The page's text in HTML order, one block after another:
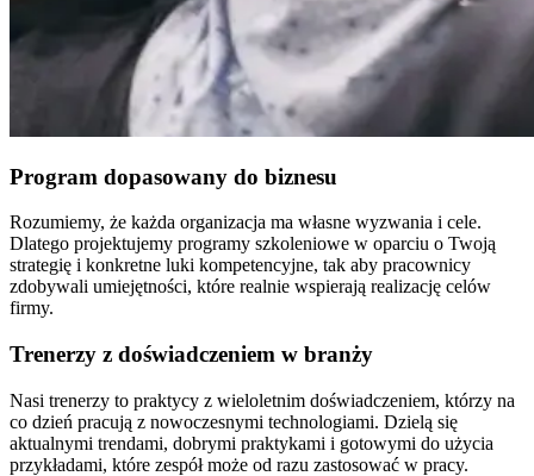
Program dopasowany do biznesu
Rozumiemy, że każda organizacja ma własne wyzwania i cele.
Dlatego projektujemy programy szkoleniowe w oparciu o Twoją
strategię i konkretne luki kompetencyjne, tak aby pracownicy
zdobywali umiejętności, które realnie wspierają realizację celów
firmy.
Trenerzy z doświadczeniem w branży
Nasi trenerzy to praktycy z wieloletnim doświadczeniem, którzy na
co dzień pracują z nowoczesnymi technologiami. Dzielą się
aktualnymi trendami, dobrymi praktykami i gotowymi do użycia
przykładami, które zespół może od razu zastosować w pracy.